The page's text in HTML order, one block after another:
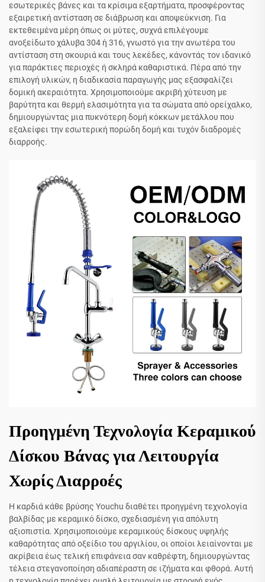
εσωτερικές βάνες και τα κρίσιμα εξαρτήματα, προσφέροντας
εξαιρετική αντίσταση σε διάβρωση και αποψεύκνιση. Για
εκτεθειμένα μέρη όπως οι μύτες, συχνά επιλέγουμε
ανοξείδωτο χάλυβα 304 ή 316, γνωστό για την ανωτέρα του
αντίσταση στη σκουριά και τους λεκέδες, κάνοντάς τον ιδανικό
για παράκτιες περιοχές ή σκληρά καθαριστικά. Πέρα από την
επιλογή υλικών, η διαδικασία παραγωγής μας εξασφαλίζει
δομική ακεραιότητα. Χρησιμοποιούμε ακριβή χύτευση με
βαρύτητα και θερμή ελασιμότητα για τα σώματα από ορείχαλκο,
δημιουργώντας μια πυκνότερη δομή κόκκων μετάλλου που
εξαλείφει την εσωτερική πορώδη δομή και τυχόν διαδρομές
διαρροής.
Προηγμένη Τεχνολογία Κεραμικού
Δίσκου Βάνας για Λειτουργία
Χωρίς Διαρροές
Η καρδιά κάθε βρύσης Youchu διαθέτει προηγμένη τεχνολογία
βαλβίδας με κεραμικό δίσκο, σχεδιασμένη για απόλυτη
αξιοπιστία. Χρησιμοποιούμε κεραμικούς δίσκους υψηλής
καθαρότητας από οξείδιο του αργιλίου, οι οποίοι λειαίνονται με
ακρίβεια έως τελική επιφάνεια σαν καθρέφτη, δημιουργώντας
τέλεια στεγανοποίηση αδιαπέραστη σε ιζήματα και φθορά. Αυτή